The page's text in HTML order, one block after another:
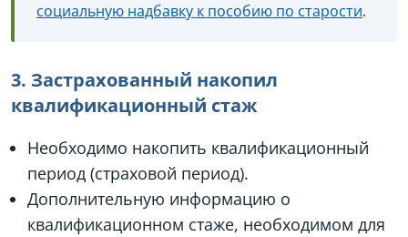
социальную надбавку к пособию по старости.
3. Застрахованный накопил
квалификационный стаж
Необходимо накопить квалификационный
период (страховой период).
Дополнительную информацию о
квалификационном стаже, необходимом для